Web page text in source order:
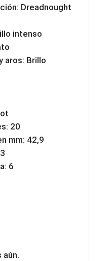
Dreadnought
intenso
aros: Brillo
20
mm: 42,9
6
aún.